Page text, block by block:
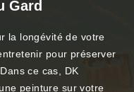
Gard
la longévité de votre
pour préserver
ce cas, DK
peinture sur votre